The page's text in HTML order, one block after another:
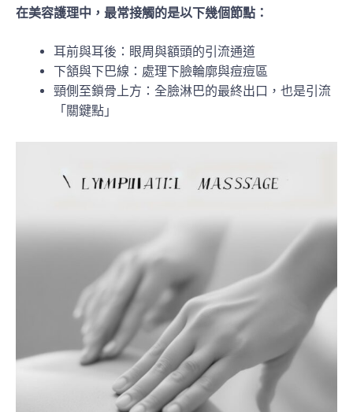
在美容護理中，最常接觸的是以下幾個節點：
耳前與耳後：眼周與額頭的引流通道
下頷與下巴線：處理下臉輪廓與痘痘區
頸側至鎖骨上方：全臉淋巴的最終出口，也是引流
「關鍵點」